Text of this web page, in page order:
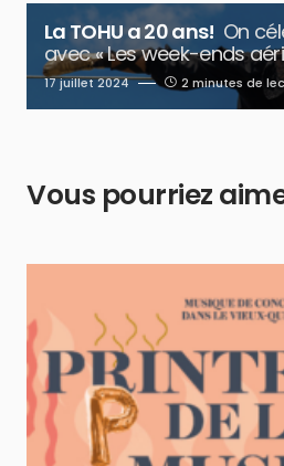
La TOHU a 20 ans! On
avec « Les week-ends
17 juillet 2024 2 minutes de
Vous pourriez